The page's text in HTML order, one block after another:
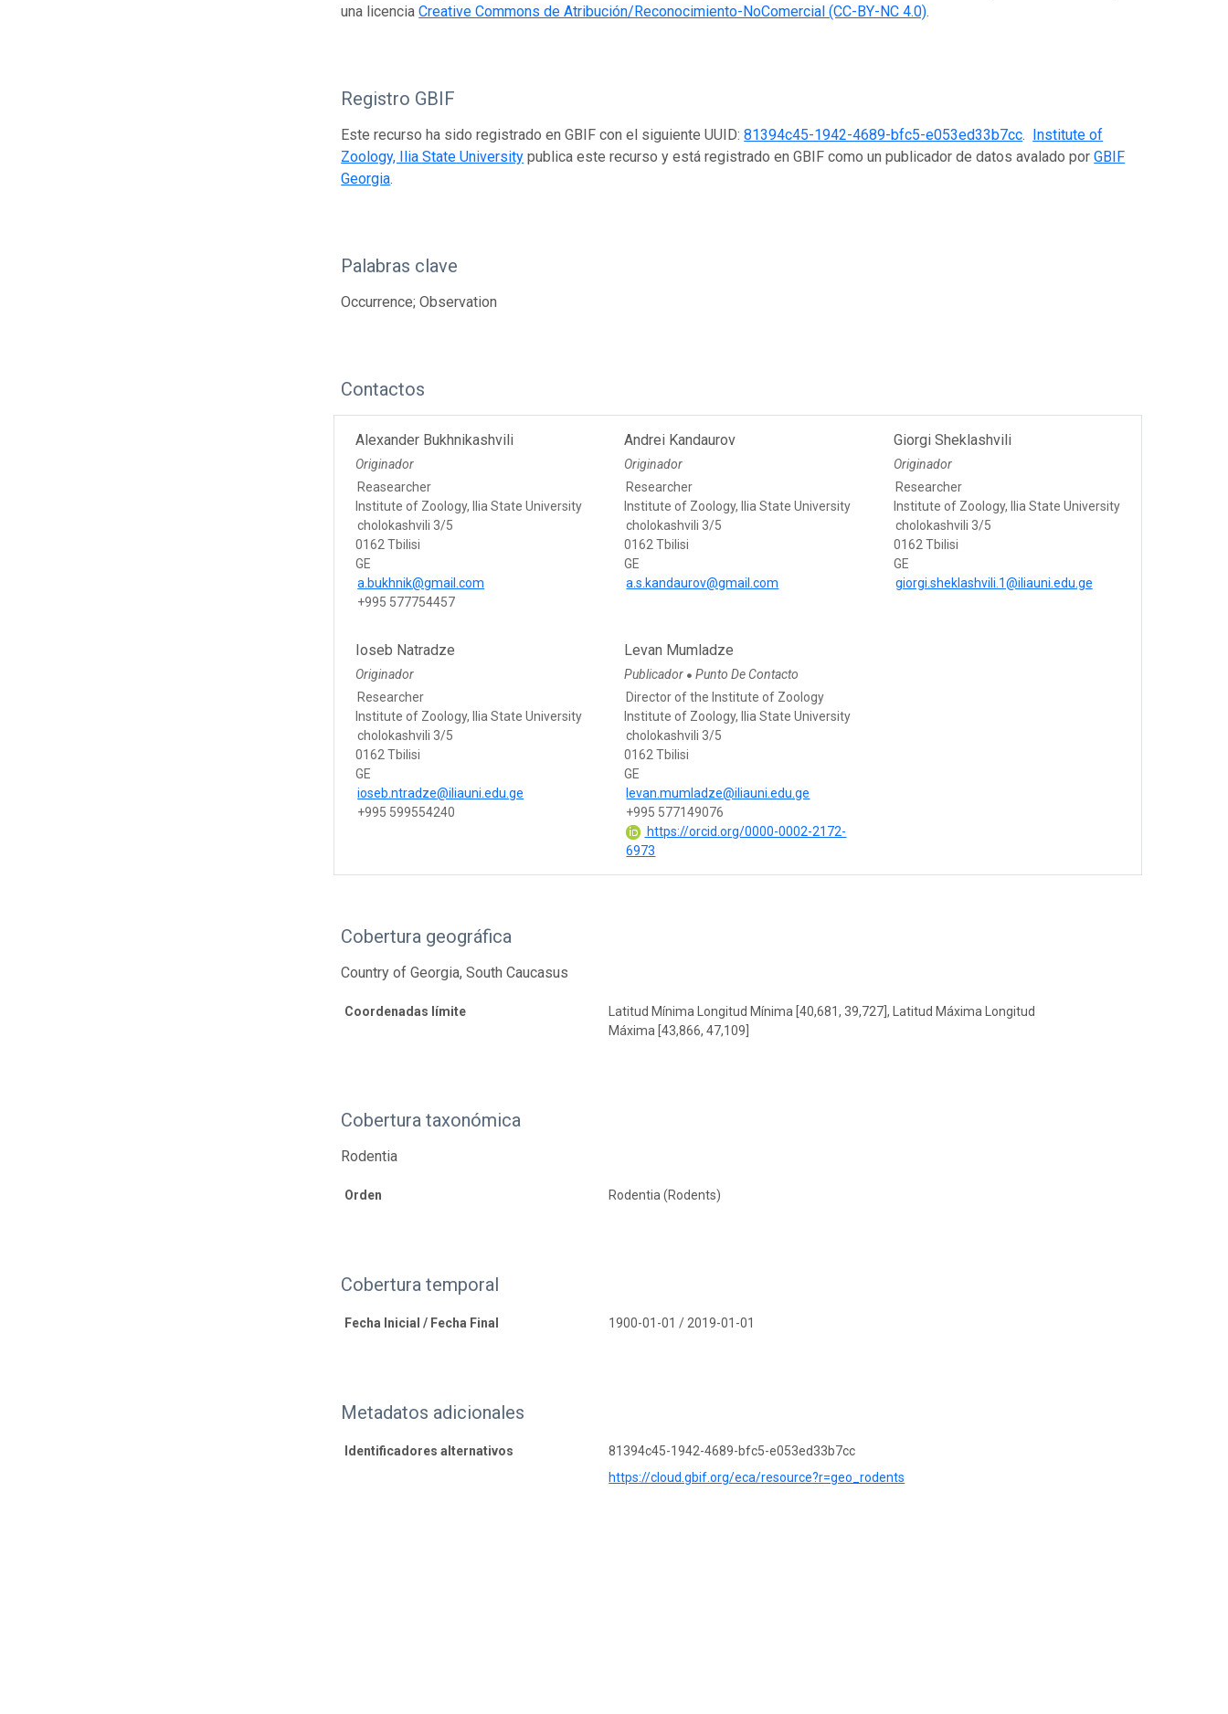
una licenciaCreative Commons de Atribución/Reconocimiento-NoComercial (CC-BY-NC 4.0).
Registro GBIF
Este recurso ha sido registrado en GBIF con el siguiente UUID:81394c45-1942-4689-bfc5-e053ed33b7cc.
Institute of
Zoology, Ilia State University publica este recurso y está registrado en GBIF como un publicador de datos avalado porGBIF
Georgia.
Palabras clave
Occurrence; Observation
Contactos
Alexander Bukhnikashvili
Originador
Reasearcher
Institute of Zoology, Ilia State University
cholokashvili 3/5
0162 Tbilisi
GE
a.bukhnik@gmail.com
+995 577754457
Andrei Kandaurov
Originador
Researcher
Institute of Zoology, Ilia State University
cholokashvili 3/5
0162 Tbilisi
GE
a.s.kandaurov@gmail.com
Giorgi Sheklashvili
Originador
Researcher
Institute of Zoology, Ilia State University
cholokashvili 3/5
0162 Tbilisi
GE
giorgi.sheklashvili.1@iliauni.edu.ge
Ioseb Natradze
Originador
Researcher
Institute of Zoology, Ilia State University
cholokashvili 3/5
0162 Tbilisi
GE
ioseb.ntradze@iliauni.edu.ge
+995 599554240
Levan Mumladze
Publicador ● Punto De Contacto
Director of the Institute of Zoology
Institute of Zoology, Ilia State University
cholokashvili 3/5
0162 Tbilisi
GE
levan.mumladze@iliauni.edu.ge
+995 577149076
https://orcid.org/0000-0002-2172-
6973
Cobertura geográfica
Country of Georgia, South Caucasus
Coordenadas límite
Latitud Mínima Longitud Mínima [40,681, 39,727], Latitud Máxima Longitud
Máxima [43,866, 47,109]
Cobertura taxonómica
Rodentia
Orden Rodentia (Rodents)
Cobertura temporal
Fecha Inicial / Fecha Final 1900-01-01 / 2019-01-01
Metadatos adicionales
Identificadores alternativos
81394c45-1942-4689-bfc5-e053ed33b7cc
https://cloud.gbif.org/eca/resource?r=geo_rodents